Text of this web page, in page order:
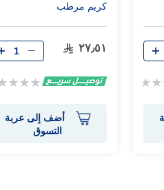
كريم مرطب
٢٧٫٥١
Rating:
أضف إلى عربة
التسوق